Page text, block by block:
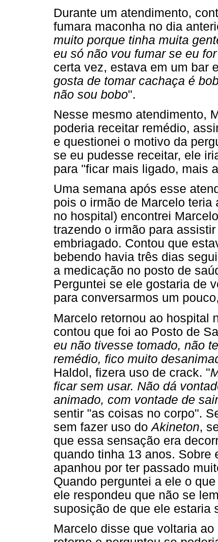
Durante um atendimento,
fumara maconha no dia
muito porque tinha muita
eu só não vou fumar se eu
certa vez, estava em um bar
gosta de tomar cachaça é
não sou bobo".
Nesse mesmo atendimento,
poderia receitar remédio,
e questionei o motivo da
se eu pudesse receitar, ele
para "ficar mais ligado, mais
Uma semana após esse
pois o irmão de Marcelo
no hospital) encontrei
trazendo o irmão para
embriagado. Contou que
bebendo havia três dias
a medicação no posto de
Perguntei se ele gostaria de
para conversarmos um
Marcelo retornou ao hospital
contou que foi ao Posto de
eu não tivesse tomado, não
remédio, fico muito
Haldol, fizera uso de crack. "
ficar sem usar. Não dá
animado, com vontade de
sentir "as coisas no corpo".
sem fazer uso doAkineton,
que essa sensação era
quando tinha 13 anos. Sobre
apanhou por ter passado
Quando perguntei a ele o
ele respondeu que não se
suposição de que ele estaria
Marcelo disse que voltaria